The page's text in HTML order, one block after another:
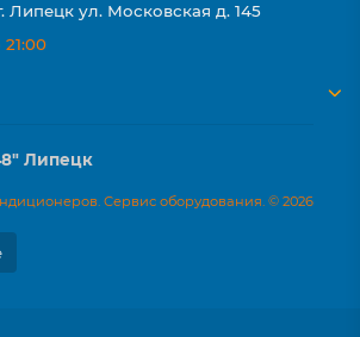
Липецк ул. Московская д. 145
Липецк
Сервис оборудования. © 2026